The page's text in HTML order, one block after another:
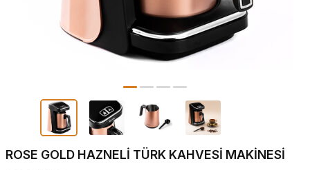
ROSE GOLD HAZNELİ TÜRK KAHVESİ MAKİNESİ